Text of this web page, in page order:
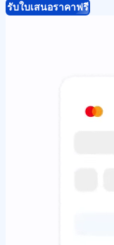
รับใบเสนอราคาฟรี